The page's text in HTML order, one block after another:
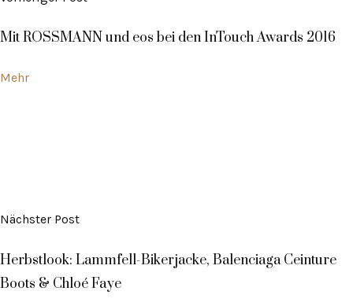
Mit ROSSMANN und eos bei den InTouch Awards 2016
Mehr
Nächster Post
Herbstlook: Lammfell-Bikerjacke, Balenciaga Ceinture
Boots & Chloé Faye